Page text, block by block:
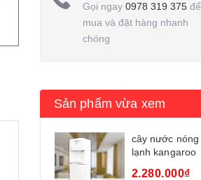
Gọi ngay 0978 319 375để
mua và đặt hàng nhanh
chóng
Sản phẩm vừa xem
cây nước nóng
lạnh kangaroo
2.280.000₫